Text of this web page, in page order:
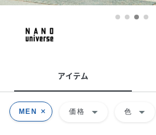
アイテム
MEN 価格 arrow_drop_down 色 arrow_drop_down